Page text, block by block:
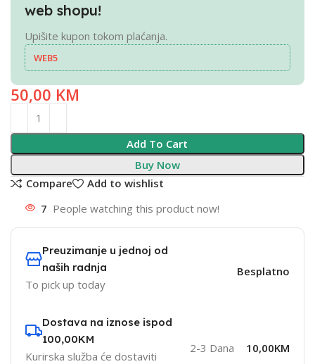
web shopu!
Upišite kupon tokom plaćanja.
WEB5
50,00 KM
Add To Cart
Buy Now
Compare
Add to wishlist
7 People watching this product now!
Preuzimanje u jednoj od
naših radnja
To pick up today
Besplatno
Dostava na iznose ispod
100,00KM
Kurirska služba će dostaviti
2-3 Dana 10,00KM